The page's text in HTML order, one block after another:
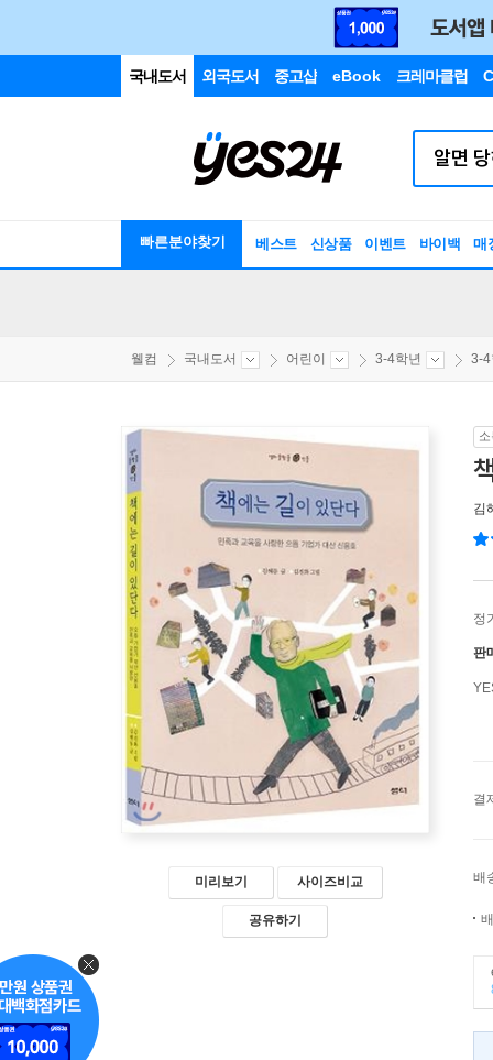
국내도서 외국도서 중고샵 eBook 크레마클럽
빠른분야찾기 베스트 신상품 이벤트 바이백 매
웰컴 국내도서 어린이 3-4학년 3-4
미리보기 사이즈비교
공유하기
김
정
판
결
배